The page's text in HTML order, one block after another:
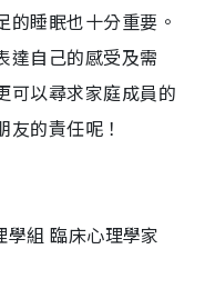
的睡眠也十分重要。
達自己的感受及需
可以尋求家庭成員的
的責任呢！
組 臨床心理學家